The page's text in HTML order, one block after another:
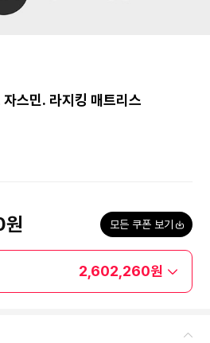
스민. 라지킹 매트리스
모든 쿠폰 보기
2,602,260원